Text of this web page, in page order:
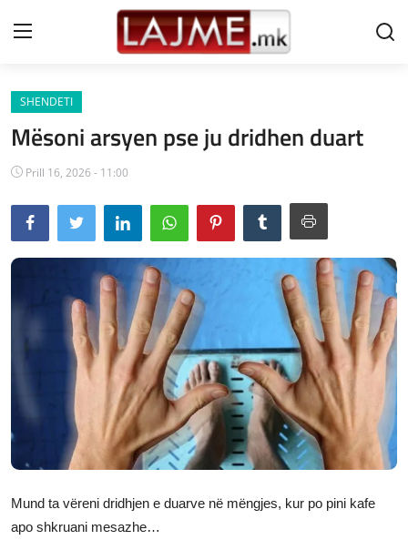
Shtëpi
LAJME MAQEDONI
KOSOVA
LAJME NGA BOTA
SHOWBIZ
SPORT
SHENDETI
JETA
Gallery
Shqip
SHENDETI
Mësoni arsyen pse ju dridhen duart
Prill 16, 2026 - 11:00
Mund ta vëreni dridhjen e duarve në mëngjes, kur po pini kafe
apo shkruani mesazhe…